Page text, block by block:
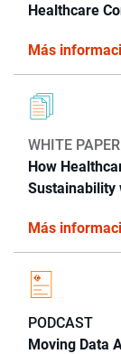
Healthcare
Más
WHITE PAPER
How
Sustainability
Más
PODCAST
Moving Data